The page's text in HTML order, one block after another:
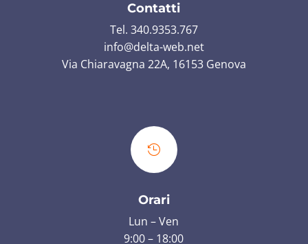
Contatti
Tel. 340.9353.767
info@delta-web.net
Via Chiaravagna 22A, 16153 Genova

Orari
Lun – Ven
9:00 – 18:00